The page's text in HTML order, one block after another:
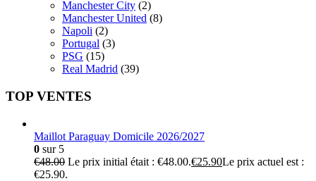
Manchester City (2)
Manchester United (8)
Napoli (2)
Portugal (3)
PSG (15)
Real Madrid (39)
TOP VENTES
Maillot Paraguay Domicile 2026/2027
0 sur 5
€48.00 Le prix initial était : €48.00.€25.90Le prix actuel est :
€25.90.